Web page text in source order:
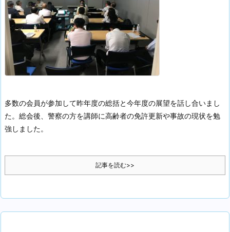
多数の会員が参加して昨年度の総括と今年度の展望を話し合いまし
た。 総会後、警察の方を講師に高齢者の免許更新や事故の現状を勉
強しました。
記事を読む>>